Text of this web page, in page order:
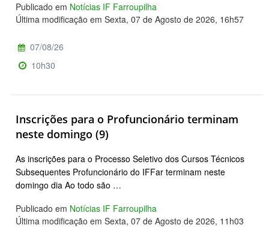
Publicado em Notícias IF Farroupilha
Última modificação em Sexta, 07 de Agosto de 2026, 16h57
07/08/26
10h30
Inscrições para o Profuncionário terminam
neste domingo (9)
As inscrições para o Processo Seletivo dos Cursos Técnicos
Subsequentes Profuncionário do IFFar terminam neste
domingo dia Ao todo são …
Publicado em Notícias IF Farroupilha
Última modificação em Sexta, 07 de Agosto de 2026, 11h03